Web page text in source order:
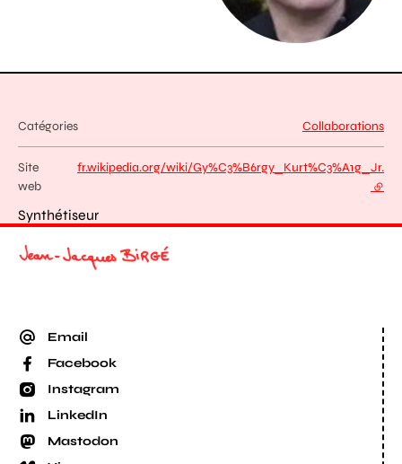
Catégories Collaborations
Site
web
fr.wikipedia.org/wiki/Gy%C3%B6rgy_Kurt%C3%A1g_Jr.
-
Synthétiseur
Email
Facebook
Instagram
LinkedIn
Mastodon